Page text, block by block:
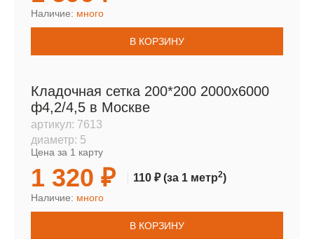
Наличие: много
В КОРЗИНУ
Кладочная сетка 200*200 2000х6000
ф4,2/4,5 в Москве
артикул: 7613
диаметр: 5
Цена за 1 карту
1 320 ₽ 110 ₽(за 1 метр2)
Наличие: много
В КОРЗИНУ